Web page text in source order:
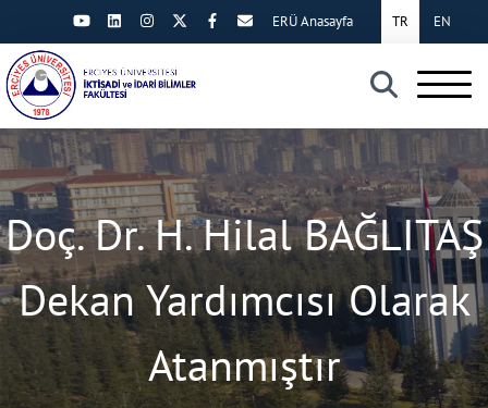
×
TR EN
ERÜ Anasayfa
Doç. Dr. H. Hilal BAĞLITAŞ
Dekan Yardımcısı Olarak
Atanmıştır